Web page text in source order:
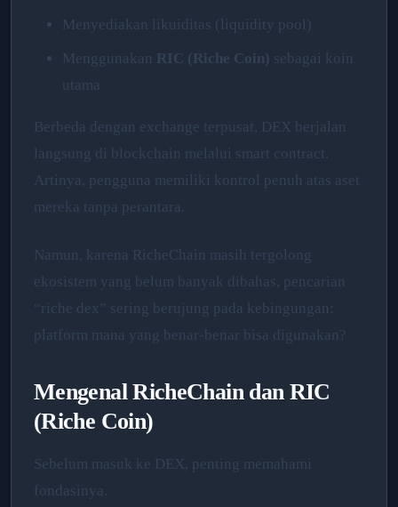
Menyediakan likuiditas (liquidity pool)
Menggunakan RIC (Riche Coin) sebagai koin
utama
Berbeda dengan exchange terpusat, DEX berjalan
langsung di blockchain melalui smart contract.
Artinya, pengguna memiliki kontrol penuh atas aset
mereka tanpa perantara.
Namun, karena RicheChain masih tergolong
ekosistem yang belum banyak dibahas, pencarian
“riche dex” sering berujung pada kebingungan:
platform mana yang benar-benar bisa digunakan?
Mengenal RicheChain dan RIC
(Riche Coin)
Sebelum masuk ke DEX, penting memahami
fondasinya.